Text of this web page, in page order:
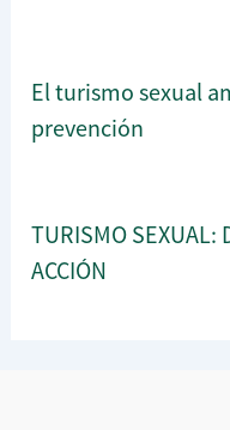
El turismo sexual
prevención
TURISMO SEXUAL:
ACCIÓN